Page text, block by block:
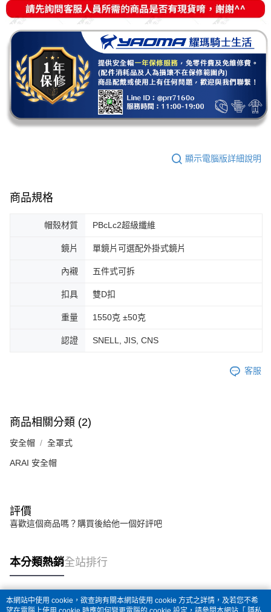
顯示電腦版詳細說明
商品規格
帽殼材質 PBcLc2超級纖維
鏡片 單鏡片可選配外掛式鏡片
內襯 五件式可拆
扣具 雙D扣
重量 1550克 ±50克
認證 SNELL, JIS, CNS
客服
商品相關分類 (2)
安全帽 全罩式
ARAI 安全帽
評價
喜歡這個商品嗎？購買後給他一個好評吧
本分類熱銷全站排行
熱門標籤
本網站中使用 cookie，欲查詢有關本網站使用 cookie 方式之詳情，及若您不希